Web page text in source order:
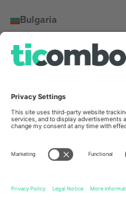
Bulgaria
Totleben 53-55, 1606 Sofia,
Bulgaria
Mexico
Av Chapultepec 360, Roma
Norte, Cuauhtémoc, 06700
Ciudad de México, CDMX,
Mexico
პლატფორმის